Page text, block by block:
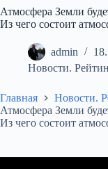
Атмосфера Земли
Из чего состоит
admin
Новости.
Главная
Новости.
Атмосфера Земли
Из чего состоит